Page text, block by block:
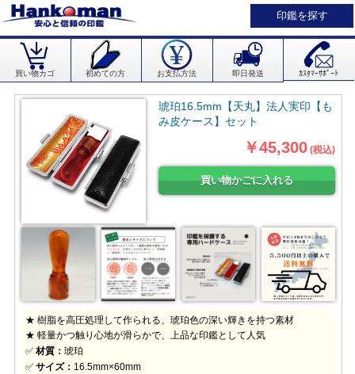
印鑑を探す
買い物カゴ 初めての方 お支払方法 即日発送 ｶｽﾀﾏｰｻﾎﾟｰﾄ
琥珀16.5mm【天丸】法人実印【も
み皮ケース】セット
￥45,300 (税込)
★ 樹脂を高圧処理して作られる、琥珀色の深い輝きを持つ素材
★ 軽量かつ触り心地が滑らかで、上品な印鑑として人気
✅ 材質： 琥珀
✅ サイズ： 16.5mm×60mm